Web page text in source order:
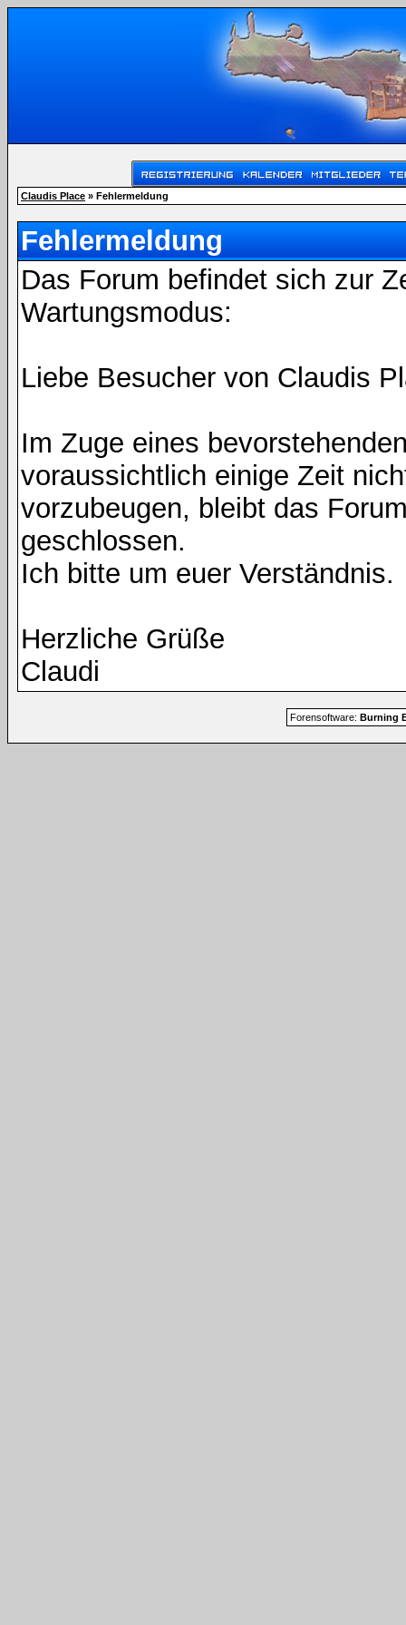
Claudis Place » Fehlermeldung
Fehlermeldung
Das Forum befindet sich zur
Wartungsmodus:
Liebe Besucher von Claudis
Im Zuge eines
voraussichtlich einige Zeit
vorzubeugen, bleibt das
geschlossen.
Ich bitte um euer Verständnis.
Herzliche Grüße
Claudi
Forensoftware: Burning